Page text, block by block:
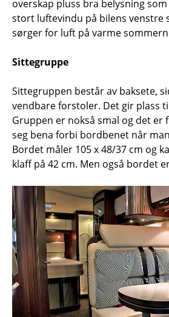
overskap pluss bra belysning
stort luftevindu på bilens venstre
sørger for luft på varme
Sittegruppe
Sittegruppen består av baksete,
vendbare forstoler. Det gir plass
Gruppen er nokså smal og det er
seg bena forbi bordbenet når
Bordet måler 105 x 48/37 cm og
klaff på 42 cm. Men også bordet